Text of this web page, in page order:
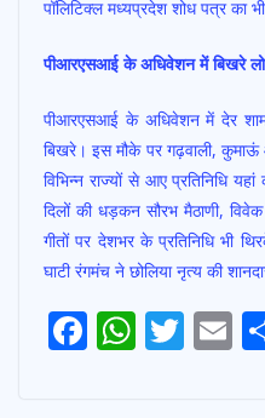
पॉलिटिक्ल मध्यप्रदेश शोध पत्र का
पीआरएसआई के अधिवेशन में बिखरे
पीआरएसआई के अधिवेशन में देर
बिखरे। इस मौके पर गढ़वाली, कुमाऊं
विभिन्न राज्यों से आए प्रतिनिधि
दिलों की धड़कन सौरभ मैठाणी,
गीतों पर देशभर के प्रतिनिधि भी
घाटी रंगमंच ने छोलिया नृत्य की
Post
F W T E